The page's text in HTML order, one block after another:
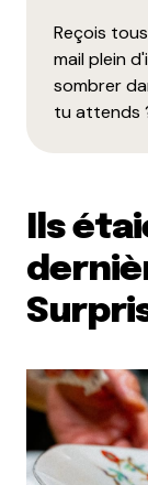
Reçois
mail plein
sombrer
tu attends
Ils